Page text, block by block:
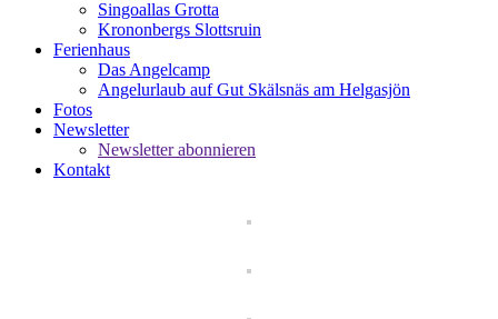
Singoallas Grotta
Krononbergs Slottsruin
Ferienhaus
Das Angelcamp
Angelurlaub auf Gut Skälsnäs am Helgasjön
Fotos
Newsletter
Newsletter abonnieren
Kontakt